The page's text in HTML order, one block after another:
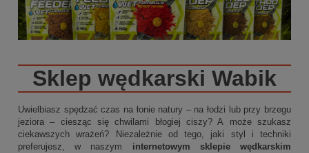
Sklep wędkarski Wabik
Uwielbiasz spędzać czas na łonie natury – na łodzi lub przy brzegu
jeziora – ciesząc się chwilami błogiej ciszy? A może szukasz
ciekawszych wrażeń? Niezależnie od tego, jaki styl i techniki
preferujesz, w naszym internetowym sklepie wędkarskim